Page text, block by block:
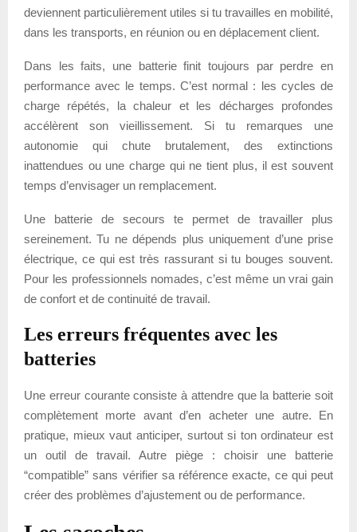
deviennent particulièrement utiles si tu travailles en mobilité,
dans les transports, en réunion ou en déplacement client.
Dans les faits, une batterie finit toujours par perdre en
performance avec le temps. C’est normal : les cycles de
charge répétés, la chaleur et les décharges profondes
accélèrent son vieillissement. Si tu remarques une
autonomie qui chute brutalement, des extinctions
inattendues ou une charge qui ne tient plus, il est souvent
temps d’envisager un remplacement.
Une batterie de secours te permet de travailler plus
sereinement. Tu ne dépends plus uniquement d’une prise
électrique, ce qui est très rassurant si tu bouges souvent.
Pour les professionnels nomades, c’est même un vrai gain
de confort et de continuité de travail.
Les erreurs fréquentes avec les
batteries
Une erreur courante consiste à attendre que la batterie soit
complètement morte avant d’en acheter une autre. En
pratique, mieux vaut anticiper, surtout si ton ordinateur est
un outil de travail. Autre piège : choisir une batterie
“compatible” sans vérifier sa référence exacte, ce qui peut
créer des problèmes d’ajustement ou de performance.